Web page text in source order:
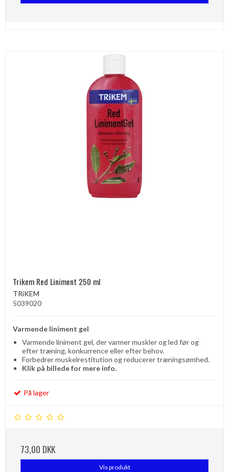
Trikem Red Liniment 250 ml
TRiKEM
5039020
Varmende liniment gel
Varmende liniment gel, der varmer muskler og led før og
efter træning, konkurrence eller efter behov.
Forbedrer muskelrestitution og reducerer træningsømhed.
Klik på billede for mere info.
På lager
73,00 DKK
Vis produkt